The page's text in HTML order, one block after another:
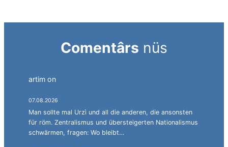
Comentârs nüs
artim on
07.08.2026
Man sollte mal Urzì und all die anderen, die ansonsten
für röm. Zentralismus und übersteigerten Nationalismus
schwärmen, fragen: Wo bleibt…